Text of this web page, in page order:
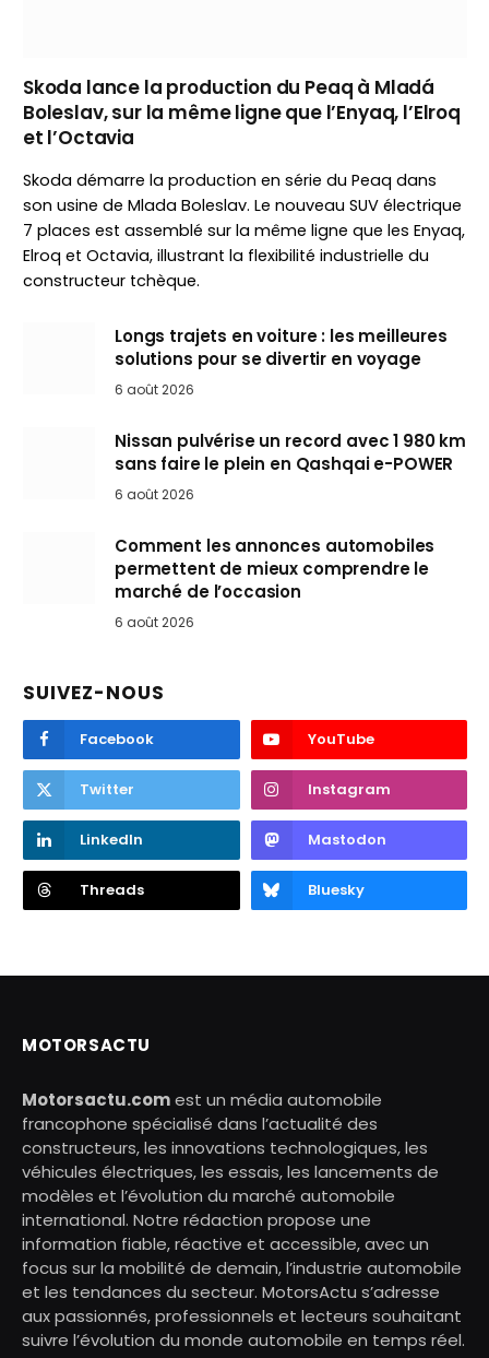
Skoda lance la production du Peaq à Mladá
Boleslav, sur la même ligne que l’Enyaq, l’Elroq
et l’Octavia
Skoda démarre la production en série du Peaq dans
son usine de Mlada Boleslav. Le nouveau SUV électrique
7 places est assemblé sur la même ligne que les Enyaq,
Elroq et Octavia, illustrant la flexibilité industrielle du
constructeur tchèque.
Longs trajets en voiture : les meilleures
solutions pour se divertir en voyage
6 août 2026
Nissan pulvérise un record avec 1 980 km
sans faire le plein en Qashqai e-POWER
6 août 2026
Comment les annonces automobiles
permettent de mieux comprendre le
marché de l’occasion
6 août 2026
SUIVEZ-NOUS
Facebook YouTube
Twitter Instagram
LinkedIn Mastodon
Threads Bluesky
MOTORSACTU
Motorsactu.comest un média automobile
francophone spécialisé dans l’actualité des
constructeurs, les innovations technologiques, les
véhicules électriques, les essais, les lancements de
modèles et l’évolution du marché automobile
international. Notre rédaction propose une
information fiable, réactive et accessible, avec un
focus sur la mobilité de demain, l’industrie automobile
et les tendances du secteur. MotorsActu s’adresse
aux passionnés, professionnels et lecteurs souhaitant
suivre l’évolution du monde automobile en temps réel.